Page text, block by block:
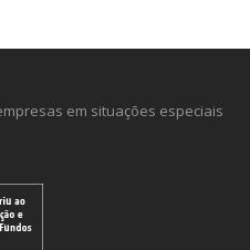
em situações especiais